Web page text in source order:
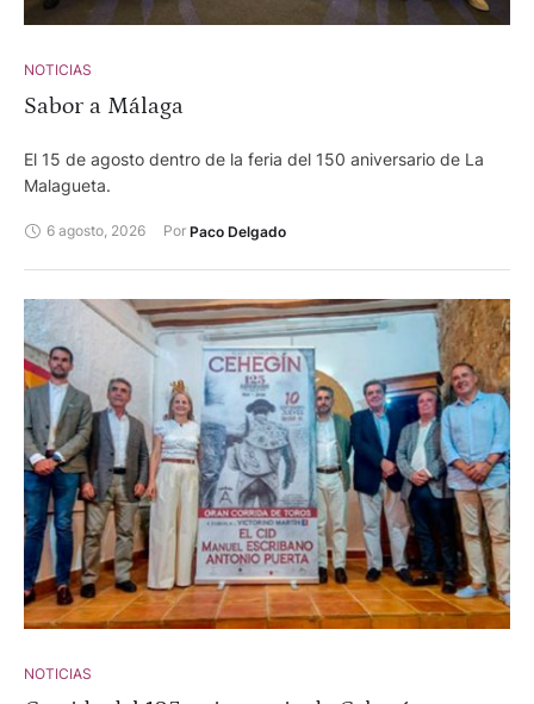
Pallarés y Valldellán para Isaac Fonseca, Cristian Pérez y
NOTICIAS
Sabor a Málaga
El 15 de agosto dentro de la feria del 150 aniversario de La
Malagueta.
6 agosto, 2026 Por Paco Delgado
NOTICIAS